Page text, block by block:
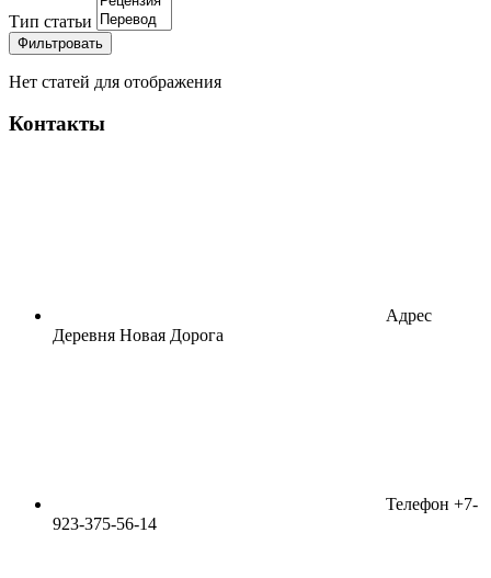
Тип статьи
Фильтровать
Нет статей для отображения
Контакты
Адрес
Деревня Новая Дорога
Телефон +7-
923-375-56-14